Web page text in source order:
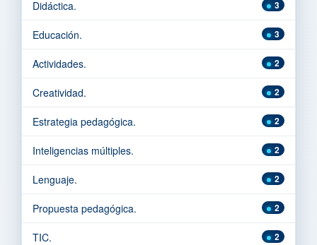
3
Didáctica.
3
Educación.
2
Actividades.
2
Creatividad.
2
Estrategia pedagógica.
2
Inteligencias múltiples.
2
Lenguaje.
2
Propuesta pedagógica.
2
TIC.